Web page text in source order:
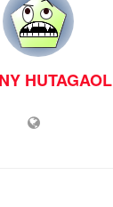
HUTAGAOL